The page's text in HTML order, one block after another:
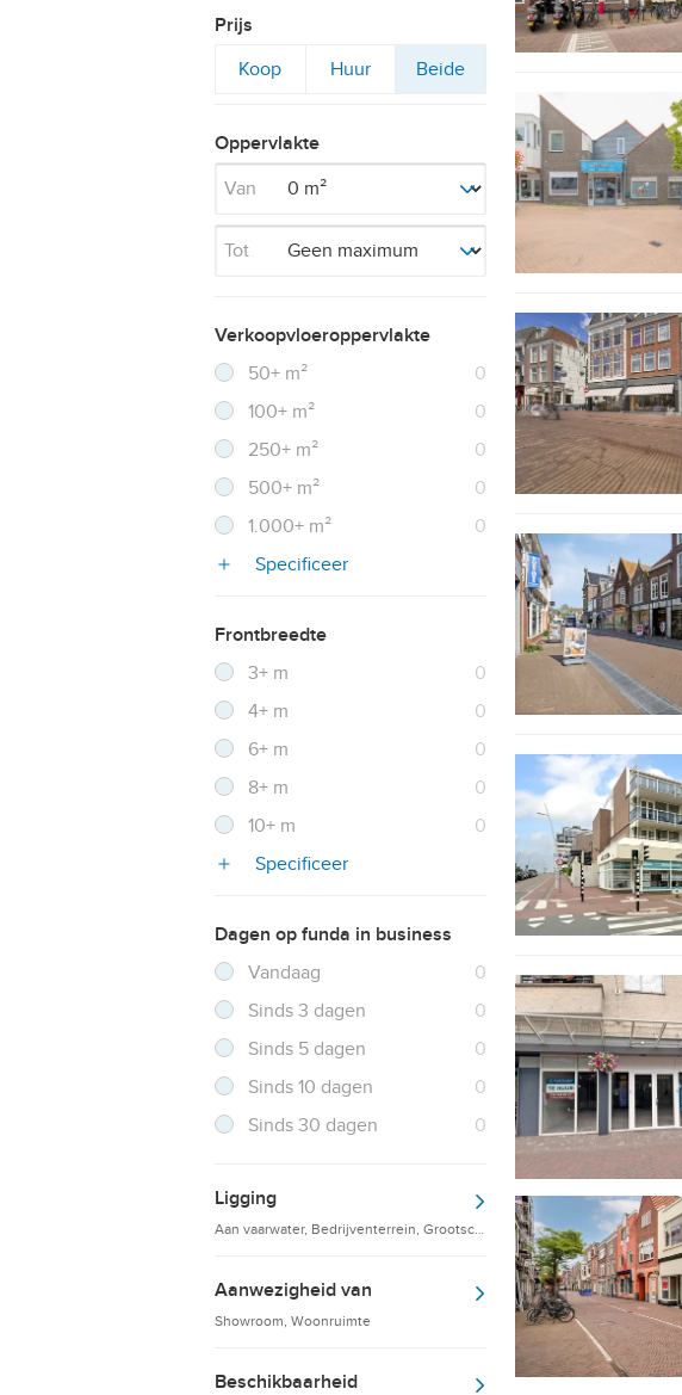
Prijs
Filter
Koop
Filter
Huur
Filter
op
Beide
Oppervlakte
Van
Tot
Verkoopvloeroppervlakte
Filter verwijderen
50+ m² 0
Resultaten
100+ m²
0
Resultaten
250+ m²
0
Resultaten
500+ m²
0
Resultaten
1.000+ m²
0
Resultaten
Specificeer
Frontbreedte
Filter verwijderen
3+ m 0
4+ m
0
6+ m
0
8+ m
0
10+ m
0
Specificeer
Dagen op funda in business
Filter verwijderen
Vandaag 0
Sinds 3 dagen
0
Sinds 5 dagen
0
Sinds 10 dagen
0
Sinds 30 dagen
0
Ligging
Aan vaarwater, Bedrijventerrein, Grootschalige detailhandelsvestigingen
Aanwezigheid van
Showroom, Woonruimte
Beschikbaarheid